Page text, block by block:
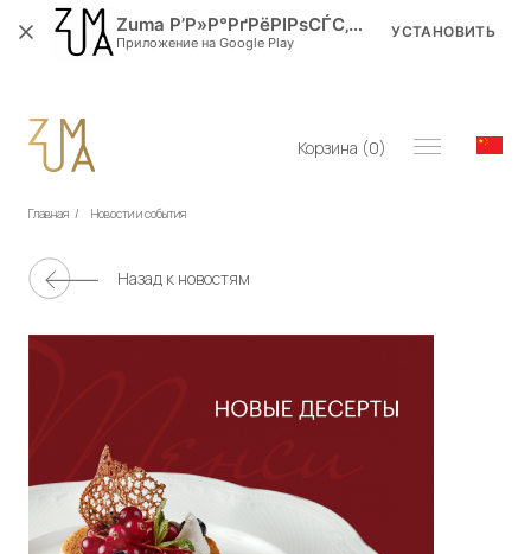
Корзина (0)
Главная / Новости и события
Назад к новостям
Zuma Р’Р»Р°РґРёРІРѕСЃС‚РѕРє
Приложение на Google Play
УСТАНОВИТЬ